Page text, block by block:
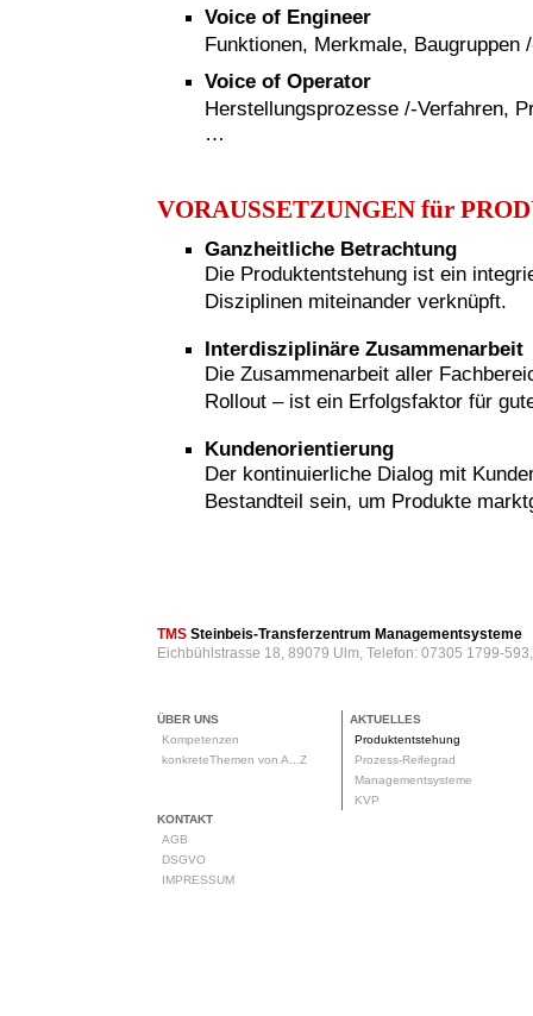
Voice of Engineer
Funktionen, Merkmale,
Voice of Operator
Herstellungsprozesse /-Verfahren,
VORAUSSETZUNGEN für
Ganzheitliche Betrachtung
Die Produktentstehung ist ein
Disziplinen miteinander verknüpft.
Interdisziplinäre Zusammenarbeit
Die Zusammenarbeit aller
Rollout – ist ein Erfolgsfaktor für
Kundenorientierung
Der kontinuierliche Dialog mit
Bestandteil sein, um Produkte
TMS Steinbeis-Transferzentrum Managementsysteme
Eichbühlstrasse 18, 89079 Ulm, Telefon: 07305 1799-
ÜBER UNS
Kompetenzen
konkreteThemen von A...Z
AKTUELLES
Produktentstehung
Prozess-Reifegrad
Managementsysteme
KVP
KONTAKT
AGB
DSGVO
IMPRESSUM